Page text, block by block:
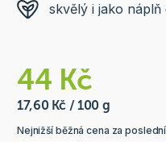
skvělý i jako
44 Kč
17,60 Kč / 100 g
Nejnižší běžná cena za